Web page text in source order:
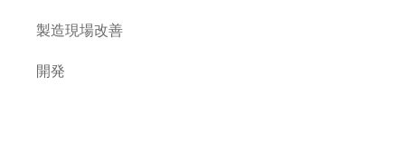
製造現場改善
開発